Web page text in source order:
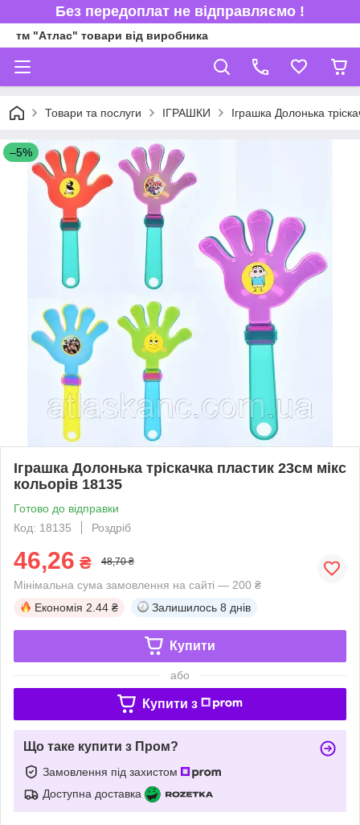
Без передоплат не відправляємо !
тм "Атлас" товари від виробника
Товари та послуги ІГРАШКИ Іграшка Долонька
–5%
Іграшка Долонька тріскачка пластик 23см мікс
кольорів 18135
Готово до відправки
Код: 18135
Роздріб
46,26 ₴ 48,70 ₴
Мінімальна сума замовлення на сайті — 200 ₴
Економія 2.44 ₴ Залишилось 8 днів
Купити
або
Купити з
Що таке купити з Пром?
Замовлення під захистом
Доступна доставка